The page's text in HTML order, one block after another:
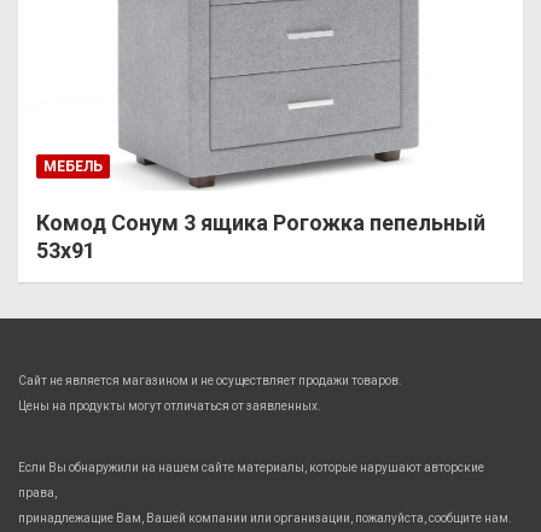
МЕБЕЛЬ
Комод Сонум 3 ящика Рогожка пепельный
53х91
Сайт не является магазином и не осуществляет продажи товаров.
Цены на продукты могут отличаться от заявленных.
Если Вы обнаружили на нашем сайте материалы, которые нарушают авторские
права,
принадлежащие Вам, Вашей компании или организации, пожалуйста, сообщите нам.